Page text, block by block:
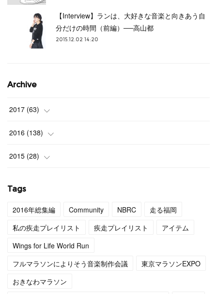
【Interview】ランは、大好きな音楽と向きあう自
分だけの時間（前編）──高山都
2015.12.02 14:20
Archive
2017 (63)
(3)
(4)
( 4)
(4)
( 5)
2016 (138)
(9)
11
( 12)
( 13 )
2015 (28)
Tags
2016年総集編 Community NBRC
走る福岡
私の疾走プレイリスト
疾走プレイリスト
アイテム
Wings for Life World Run
フルマラソンによりそう音楽制作会議
東京マラソンEXPO
おきなわマラソン